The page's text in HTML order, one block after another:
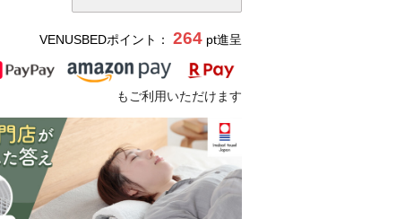
VENUSBEDポイント： 264 pt進呈
もご利用いただけます